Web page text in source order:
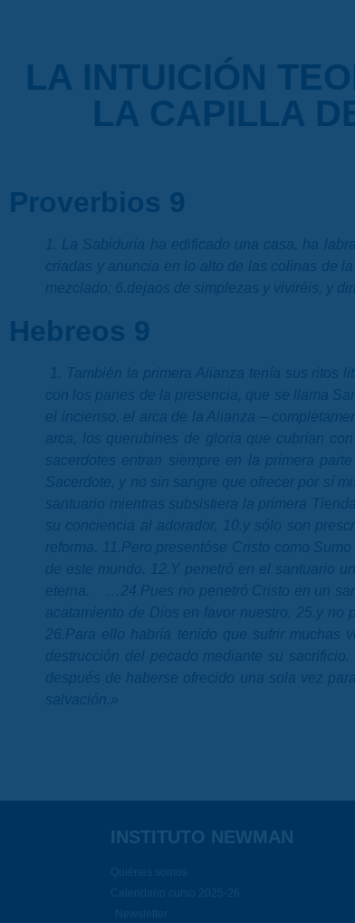
LA INTUICIÓN
LA CAPILLA
Proverbios 9
1. La Sabiduría ha edificado una casa, ha
criadas y anuncia en lo alto de las colinas de
mezclado; 6.dejaos de simplezas y viviréis, y
Hebreos 9
1. También la primera Alianza tenía sus
con los panes de la presencia, que se llama
el incienso, el arca de la Alianza –
arca, los querubines de gloria que cubrían
sacerdotes entran siempre en la primera
Sacerdote, y no sin sangre que ofrecer por sí
santuario mientras subsistiera la primera
su conciencia al adorador, 10.y sólo son
reforma. 11.Pero presentóse Cristo como
de este mundo. 12.Y penetró en el santuario
eterna. …24.Pues no penetró Cristo en un
acatamiento de Dios en favor nuestro, 25.y no
26.Para ello habría tenido que sufrir muchas
destrucción del pecado mediante su
después de haberse ofrecido una sola vez
salvación.»
INSTITUTO NEWMAN